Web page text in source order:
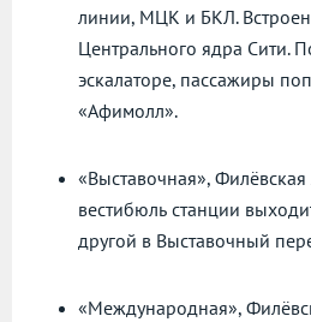
линии, МЦК и БКЛ.
Центрального ядра Сити.
эскалаторе, пассажиры
«Афимолл».
«Выставочная»,
вестибюль станции
другой в Выставочный
«Международная»,